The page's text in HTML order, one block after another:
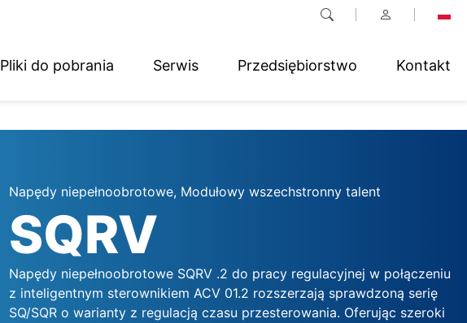
Pliki do pobrania Serwis Przedsiębiorstwo Kontakt
Napędy niepełnoobrotowe, Modułowy wszechstronny talent
SQRV
Napędy niepełnoobrotowe SQRV .2 do pracy regulacyjnej w połączeniu
z inteligentnym sterownikiem ACV 01.2 rozszerzają sprawdzoną serię
SQ/SQR o warianty z regulacją czasu przesterowania. Oferując szeroki